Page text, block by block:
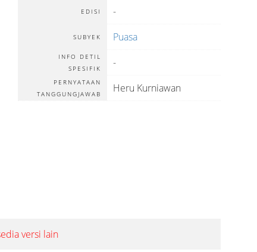
EDISI -
SUBYEK Puasa
INFO DETIL
SPESIFIK
-
PERNYATAAN
TANGGUNGJAWAB
Heru Kurniawan
versi lain